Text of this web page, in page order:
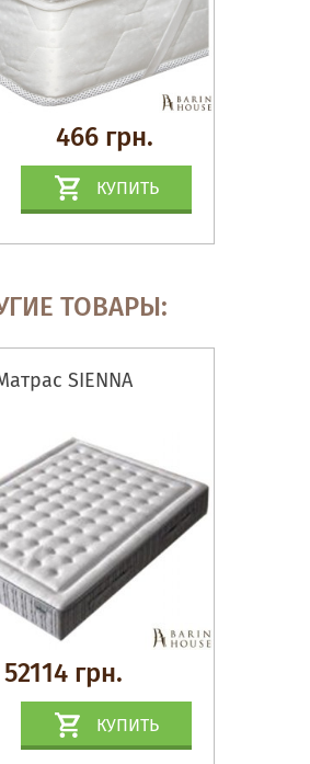
466 грн.
КУПИТЬ
ТОВАРЫ:
SIENNA
52114 грн.
КУПИТЬ